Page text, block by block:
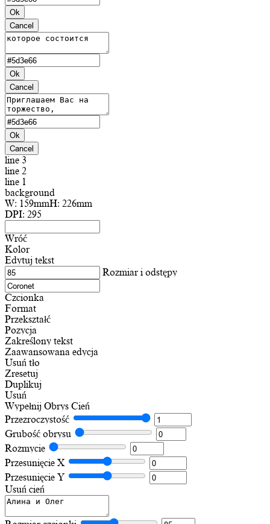
Ok
Cancel
Ok
Cancel
Ok
Cancel
line 3
line 2
line 1
background
W: 159mmH: 226mm
DPI: 295
Wróć
Kolor
Edytuj tekst
Rozmiar i odstępy
Czcionka
Format
Przekształć
Pozycja
Zakreślony tekst
Zaawansowana edycja
Usuń tło
Zresetuj
Duplikuj
Usuń
Wypełnij Obrys Cień
Przezroczystość
Grubość obrysu
Rozmycie
Przesunięcie X
Przesunięcie Y
Usuń cień